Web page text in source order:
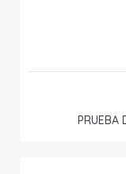
PRUEBA